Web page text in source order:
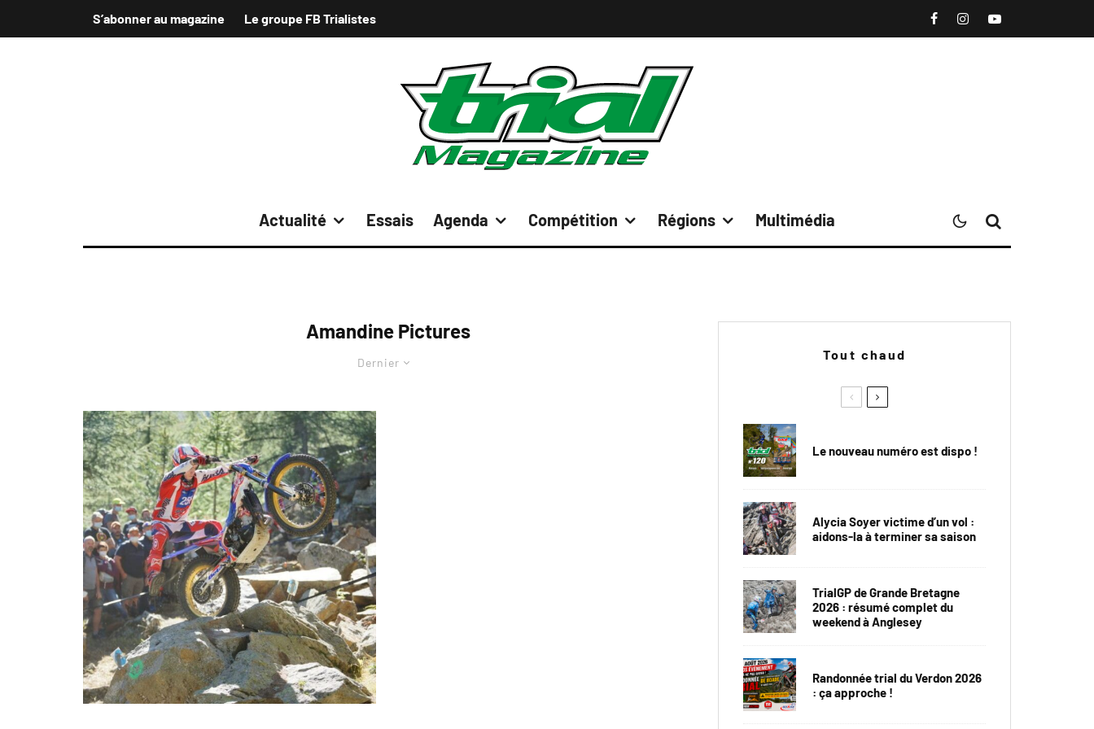
S’abonner au magazine Le groupe FB Trialistes
Actualité Essais Agenda Compétition Régions Multimédia
Amandine Pictures
Dernier
Tout chaud
Le nouveau numéro est dispo !
Alycia Soyer victime d’un vol :
aidons-la à terminer sa saison
TrialGP de Grande Bretagne
2026 : résumé complet du
weekend à Anglesey
Randonnée trial du Verdon 2026
: ça approche !